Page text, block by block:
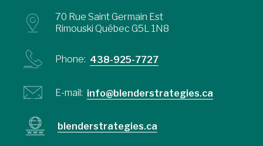
70 Rue Saint Germain Est
Rimouski Québec G5L 1N8
Phone: 438-925-7727
E-mail: info@blenderstrategies.ca
blenderstrategies.ca